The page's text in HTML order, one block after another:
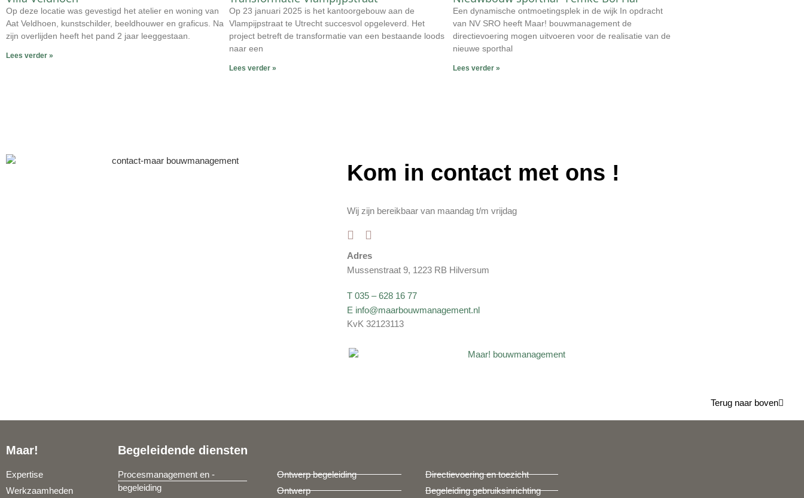
Op deze locatie was gevestigd het atelier en woning van
Aat Veldhoen, kunstschilder, beeldhouwer en graficus. Na
zijn overlijden heeft het pand 2 jaar leeggestaan.
Lees verder »
Op 23 januari 2025 is het kantoorgebouw aan de
Vlampijpstraat te Utrecht succesvol opgeleverd. Het
project betreft de transformatie van een bestaande loods
naar een
Lees verder »
Een dynamische ontmoetingsplek in de wijk In opdracht
van NV SRO heeft Maar! bouwmanagement de
directievoering mogen uitvoeren voor de realisatie van de
nieuwe sporthal
Lees verder »
Kom in contact met ons !
Wij zijn bereikbaar van maandag t/m vrijdag
Adres
Mussenstraat 9, 1223 RB Hilversum
T 035 – 628 16 77
E info@maarbouwmanagement.nl
KvK 32123113
Terug naar boven
Maar!
Expertise
Werkzaamheden
Begeleidende diensten
Procesmanagement en -
begeleiding
Ontwerp begeleiding
Ontwerp
Directievoering en toezicht
Begeleiding gebruiksinrichting